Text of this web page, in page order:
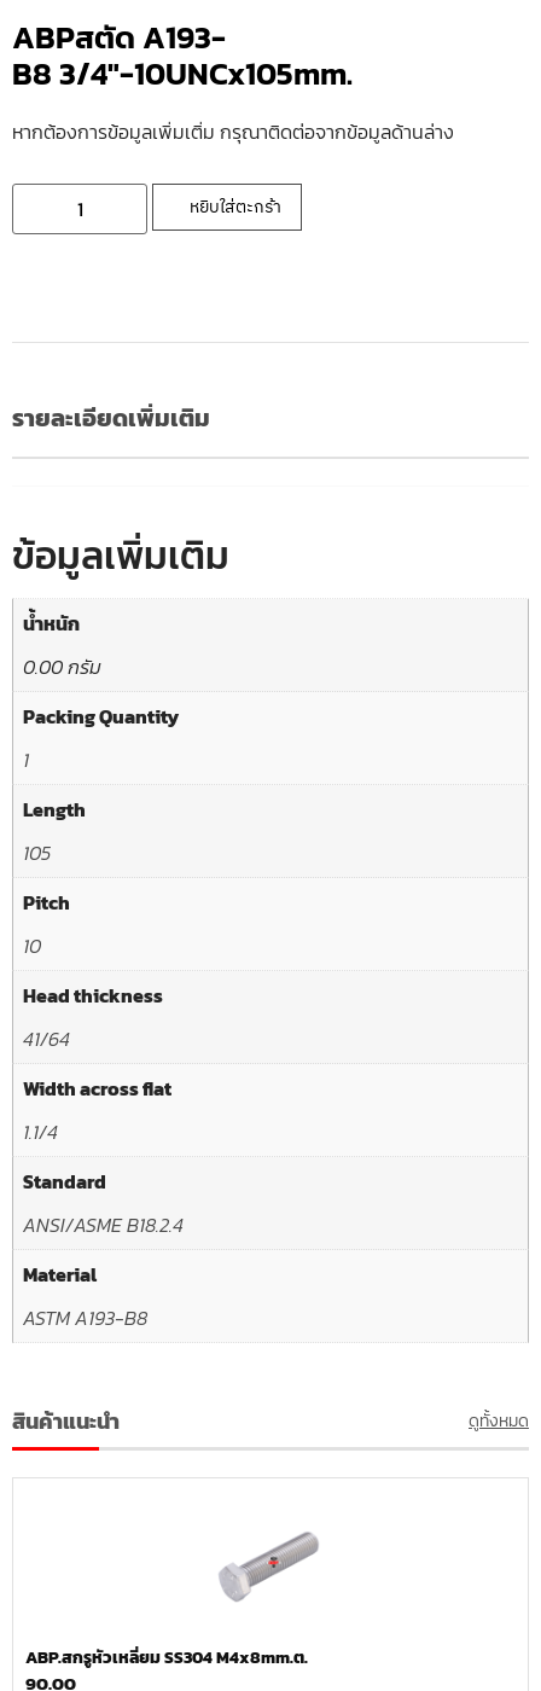
ABPสตัด A193-
B8 3/4″-10UNCx105mm.
หากต้องการข้อมูลเพิ่มเติ่ม กรุณาติดต่อจากข้อมูลด้านล่าง
หยิบใส่ตะกร้า
รายละเอียดเพิ่มเติม
ข้อมูลเพิ่มเติม
น้ำหนัก
0.00 กรัม
Packing Quantity
1
Length
105
Pitch
10
Head thickness
41/64
Width across flat
1.1/4
Standard
ANSI/ASME B18.2.4
Material
ASTM A193-B8
สินค้าแนะนำ ดูทั้งหมด
ABP.สกรูหัวเหลี่ยม SS304 M4x8mm.ต.
90.00